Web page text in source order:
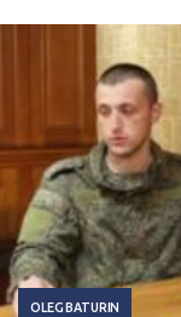
OLEG BATURIN